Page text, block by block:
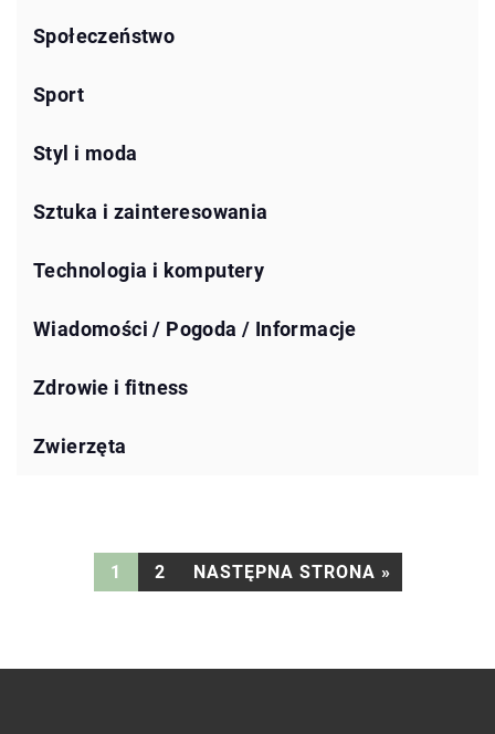
Społeczeństwo
Sport
Styl i moda
Sztuka i zainteresowania
Technologia i komputery
Wiadomości / Pogoda / Informacje
Zdrowie i fitness
Zwierzęta
1 2 NASTĘPNA STRONA »